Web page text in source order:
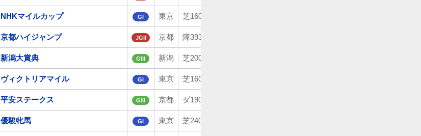
NHKマイルカップ GI 東京 芝1600m
京都ハイジャンプ JGII 京都 障3930m
新潟大賞典 GIII 新潟 芝2000m
ヴィクトリアマイル GI 東京 芝1600m
平安ステークス GIII 京都 ダ1900m
優駿牝馬 GI 東京 芝2400m